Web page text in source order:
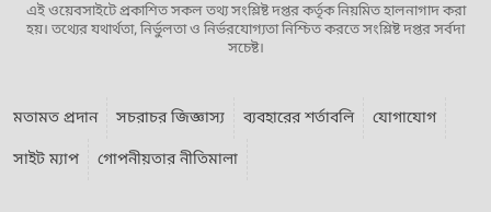
এই ওয়েবসাইটে প্রকাশিত সকল তথ্য সংশ্লিষ্ট দপ্তর কর্তৃক নিয়মিত হালনাগাদ করা
হয়। তথ্যের যথার্থতা, নির্ভুলতা ও নির্ভরযোগ্যতা নিশ্চিত করতে সংশ্লিষ্ট দপ্তর সর্বদা
সচেষ্ট।
মতামত প্রদান সচরাচর জিজ্ঞাস্য ব্যবহারের শর্তাবলি
যোগাযোগ
সাইট ম্যাপ
গোপনীয়তার নীতিমালা